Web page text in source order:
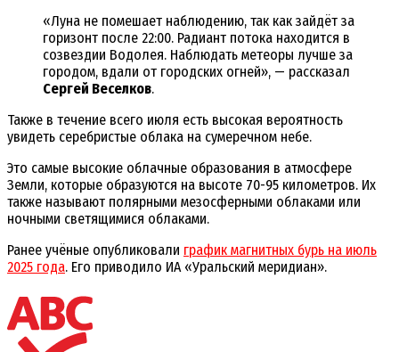
«Луна не помешает наблюдению, так как зайдёт за
горизонт после 22:00. Радиант потока находится в
созвездии Водолея. Наблюдать метеоры лучше за
городом, вдали от городских огней», — рассказал
Сергей Веселков.
Также в течение всего июля есть высокая вероятность
увидеть серебристые облака на сумеречном небе.
Это самые высокие облачные образования в атмосфере
Земли, которые образуются на высоте 70-95 километров. Их
также называют полярными мезосферными облаками или
ночными светящимися облаками.
Ранее учёные опубликовали график магнитных бурь на июль
2025 года. Его приводило ИА «Уральский меридиан».